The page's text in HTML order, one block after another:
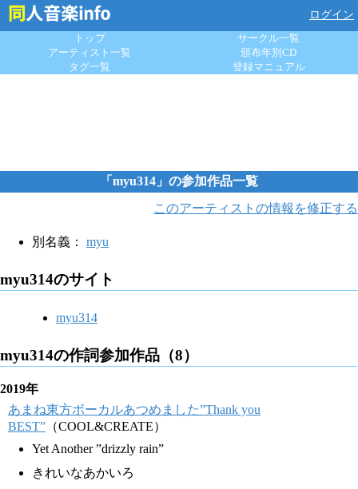
ログイン
トップ
サークル一覧
アーティスト一覧
頒布年別CD
タグ一覧
登録マニュアル
「myu314」の参加作品一覧
このアーティストの情報を修正する
別名義： myu
myu314のサイト
myu314
myu314の作詞参加作品（8）
2019年
あまね東方ボーカルあつめました”Thank you
BEST” （COOL&CREATE）
Yet Another ”drizzly rain”
きれいなあかいろ